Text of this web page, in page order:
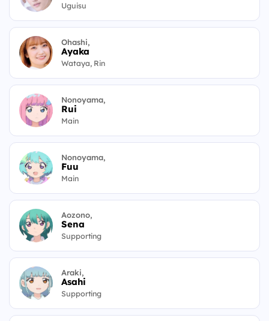
Uguisu
Ohashi,
Ayaka
Wataya, Rin
Nonoyama,
Rui
Main
Nonoyama,
Fuu
Main
Aozono,
Sena
Supporting
Araki,
Asahi
Supporting